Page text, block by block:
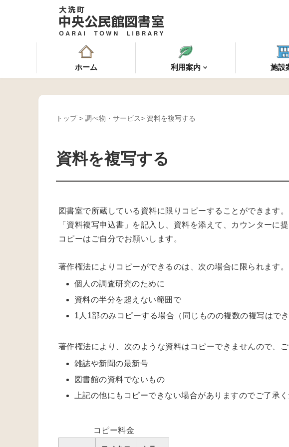
ホーム 利用案内 施設
トップ > 調べ物・サービス> 資料を複写する
資料を複写する
図書室で所蔵している資料に限りコピーすることができます。
「資料複写申込書」を記入し、資料を添えて、カウンターに
コピーはご自分でお願いします。
著作権法によりコピーができるのは、次の場合に限られます。
個人の調査研究のために
資料の半分を超えない範囲で
1人1部のみコピーする場合（同じものの複数の複写はでき
著作権法により、次のような資料はコピーできませんので、ご
雑誌や新聞の最新号
図書館の資料でないもの
上記の他にもコピーできない場合がありますのでご了承
コピー料金